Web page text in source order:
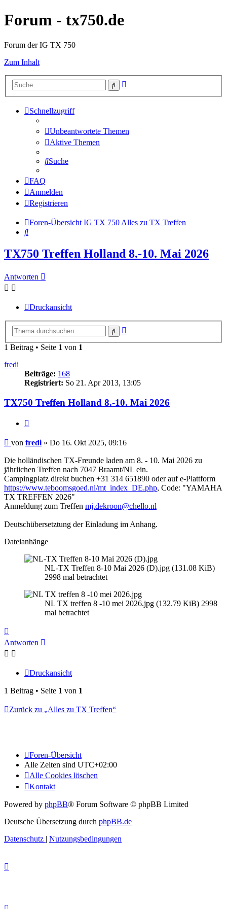
Forum - tx750.de
Forum der IG TX 750
Zum Inhalt
Suche
Schnellzugriff
Unbeantwortete Themen
Aktive Themen
Suche
FAQ
Anmelden
Registrieren
Foren-Übersicht IG TX 750Alles zu TX Treffen
Suche
TX750 Treffen Holland 8.-10. Mai 2026
Antworten
Druckansicht
Suche
1 Beitrag • Seite 1 von 1
fredi
Beiträge: 168
Registriert: So 21. Apr 2013, 13:05
TX750 Treffen Holland 8.-10. Mai 2026
Beitrag
von fredi » Do 16. Okt 2025, 09:16
Die holländischen TX-Freunde laden am 8. - 10. Mai 2026 zu
jährlichen Treffen nach 7047 Braamt/NL ein.
Campingplatz direkt buchen +31 314 651890 oder auf e-Plattform
https://www.teboomsgoed.nl/mt_index_DE.php, Code: "YAMAHA
TX TREFFEN 2026"
Anmeldung zum Treffen mj.dekroon@chello.nl
Deutschübersetztung der Einladung im Anhang.
Dateianhänge
NL-TX Treffen 8-10 Mai 2026 (D).jpg (131.08 KiB)
2998 mal betrachtet
NL TX treffen 8 -10 mei 2026.jpg (132.79 KiB) 2998
mal betrachtet
oben
Antworten
Druckansicht
1 Beitrag • Seite 1 von 1
Zurück zu „Alles zu TX Treffen“
Foren-Übersicht
Alle Zeiten sind UTC+02:00
Alle Cookies löschen
Kontakt
Powered by phpBB® Forum Software © phpBB Limited
Deutsche Übersetzung durch phpBB.de
Datenschutz | Nutzungsbedingungen